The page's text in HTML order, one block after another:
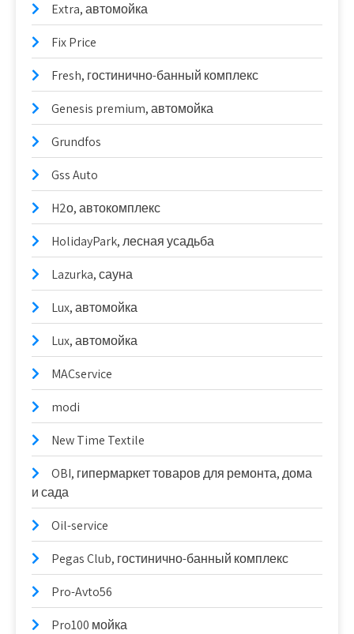
Extra, автомойка
Fix Price
Fresh, гостинично-банный комплекс
Genesis premium, автомойка
Grundfos
Gss Auto
H2о, автокомплекс
HolidayPark, лесная усадьба
Lazurka, сауна
Lux, автомойка
Lux, автомойка
MACservice
modi
New Time Textile
OBI, гипермаркет товаров для ремонта, дома
и сада
Oil-service
Pegas Club, гостинично-банный комплекс
Pro-Avto56
Pro100 мойка